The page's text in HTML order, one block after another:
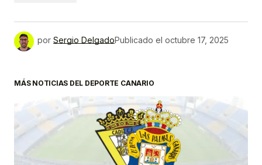
por Sergio DelgadoPublicado el octubre 17, 2025
MÁS NOTICIAS DEL DEPORTE CANARIO